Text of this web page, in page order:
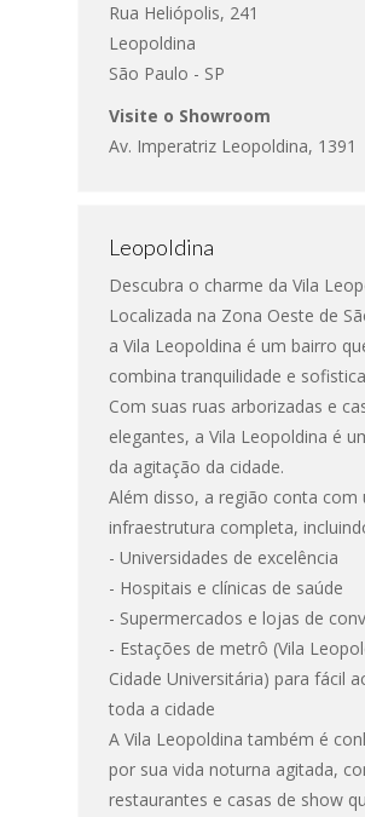
Rua Heliópolis, 241
Leopoldina
São Paulo - SP
Visite o Showroom
Av. Imperatriz Leopoldina, 1391
Leopoldina
Descubra o charme da Vila
Localizada na Zona Oeste de
a Vila Leopoldina é um bairro
combina tranquilidade e
Com suas ruas arborizadas e
elegantes, a Vila Leopoldina é
da agitação da cidade.
Além disso, a região conta com
infraestrutura completa,
- Universidades de excelência
- Hospitais e clínicas de saúde
- Supermercados e lojas de
- Estações de metrô (Vila
Cidade Universitária) para fácil
toda a cidade
A Vila Leopoldina também é
por sua vida noturna agitada,
restaurantes e casas de show